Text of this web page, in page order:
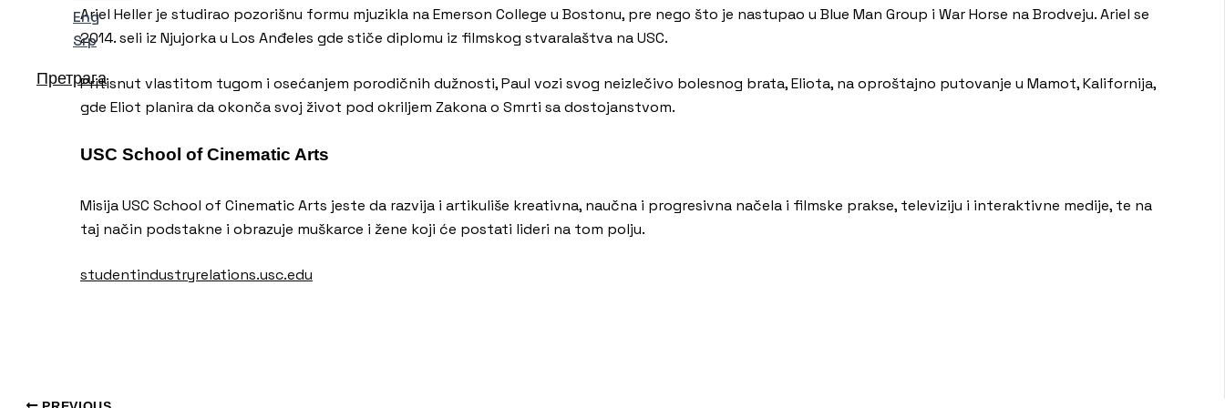
Eng
Srp
Претрага
Ariel Heller je studirao pozorišnu formu mjuzikla na Emerson College u Bostonu, pre nego što je nastupao u Blue Man Group i War Horse na Brodveju. Ariel se
2014. seli iz Njujorka u Los Anđeles gde stiče diplomu iz filmskog stvaralaštva na USC.
Pritisnut vlastitom tugom i osećanjem porodičnih dužnosti, Paul vozi svog neizlečivo bolesnog brata, Eliota, na oproštajno putovanje u Mamot, Kalifornija,
gde Eliot planira da okonča svoj život pod okriljem Zakona o Smrti sa dostojanstvom.
USC School of Cinematic Arts
Misija USC School of Cinematic Arts jeste da razvija i artikuliše kreativna, naučna i progresivna načela i filmske prakse, televiziju i interaktivne medije, te na
taj način podstakne i obrazuje muškarce i žene koji će postati lideri na tom polju.
studentindustryrelations.usc.edu